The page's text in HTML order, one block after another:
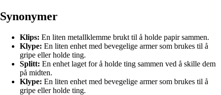
Synonymer
Klips: En liten metallklemme brukt til å holde papir sammen.
Klype: En liten enhet med bevegelige armer som brukes til å
gripe eller holde ting.
Splitt: En enhet laget for å holde ting sammen ved å skille dem
på midten.
Klype: En liten enhet med bevegelige armer som brukes til å
gripe eller holde ting.